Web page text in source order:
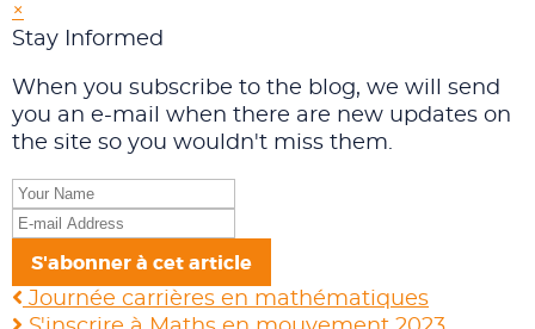
×
Stay Informed
When you subscribe to the blog, we will send
you an e-mail when there are new updates on
the site so you wouldn't miss them.
Your
Name
E-
Address
S'abonner à cet article
Journée carrières en mathématiques